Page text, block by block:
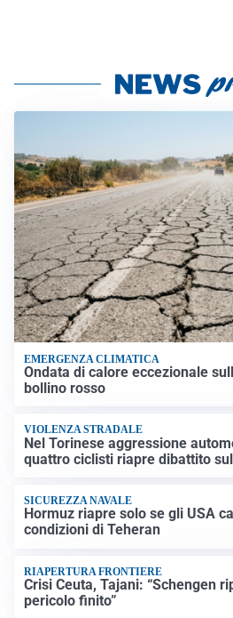
EMERGENZA CLIMATICA
Ondata di calore eccezionale
bollino rosso
VIOLENZA STRADALE
Nel Torinese aggressione
quattro ciclisti riapre dibattito
SICUREZZA NAVALE
Hormuz riapre solo se gli USA
condizioni di Teheran
RIAPERTURA FRONTIERE
Crisi Ceuta, Tajani: “Schengen
pericolo finito”